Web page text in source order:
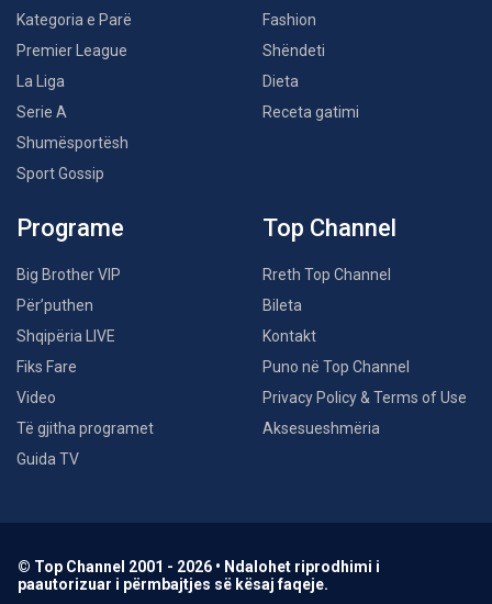
Kategoria e Parë
Premier League
La Liga
Serie A
Shumësportësh
Sport Gossip
Fashion
Shëndeti
Dieta
Receta gatimi
Programe
Big Brother VIP
Për’puthen
Shqipëria LIVE
Fiks Fare
Video
Të gjitha programet
Guida TV
Top Channel
Rreth Top Channel
Bileta
Kontakt
Puno në Top Channel
Privacy Policy & Terms of Use
Aksesueshmëria
© Top Channel 2001 - 2026 • Ndalohet riprodhimi i
paautorizuar i përmbajtjes së kësaj faqeje.